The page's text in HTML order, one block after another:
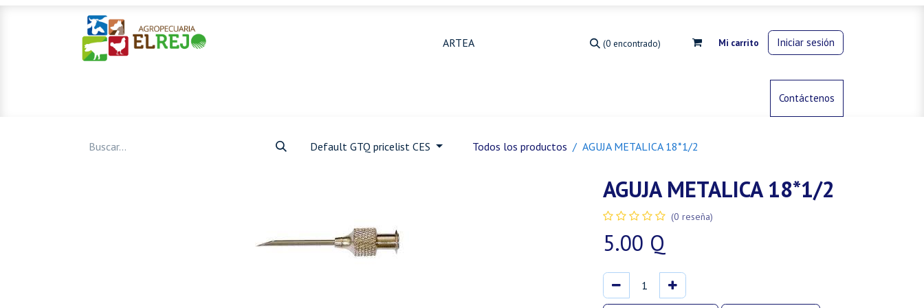
(0 encontrado) Mi carrito Iniciar sesión
Control de animalesContáctenos
Default GTQ pricelist CES Todos los productos AGUJA METALICA 18*1/2
AGUJA METALICA 18*1/2
(0 reseña)
5.00 Q